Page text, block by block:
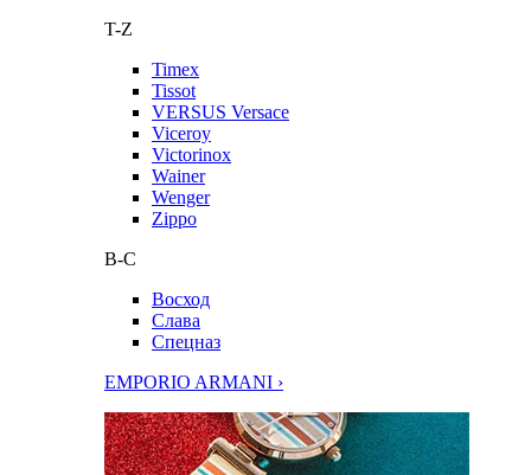
T-Z
Timex
Tissot
VERSUS Versace
Viceroy
Victorinox
Wainer
Wenger
Zippo
В-С
Восход
Слава
Спецназ
EMPORIO ARMANI ›